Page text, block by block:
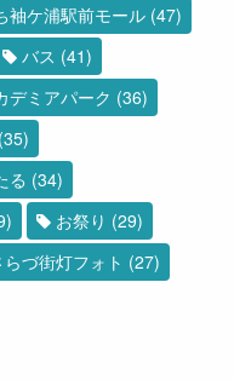
袖ケ浦駅前モール (47)
バス (41)
デミアパーク (36)
(35)
る (34)
お祭り (29)
らづ街灯フォト (27)